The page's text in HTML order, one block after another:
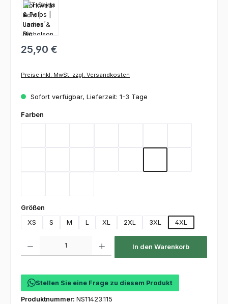
25,90 €
Preise inkl. MwSt. zzgl. Versandkosten
Sofort verfügbar, Lieferzeit: 1-3 Tage
Farben
Größen
XS
S M L XL 2XL 3XL 4XL
In den Warenkorb
Stellen Sie eine Frage zu diesem Produkt
Produktnummer: NS11423.115